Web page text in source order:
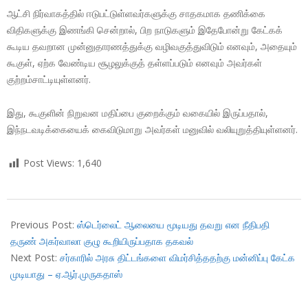
ஆட்சி நிர்வாகத்தில் ஈடுபட்டுள்ளவர்களுக்கு சாதகமாக தணிக்கை
விதிகளுக்கு இணங்கி சென்றால், பிற நாடுகளும் இதேபோன்று கேட்கக்
கூடிய தவறான முன்னுதாரணத்துக்கு வழிவகுத்துவிடும் எனவும், அதையும்
கூகுள், ஏற்க வேண்டிய சூழலுக்குத் தள்ளப்படும் எனவும் அவர்கள்
குற்றம்சாட்டியுள்ளனர்.
இது, கூகுளின் நிறுவன மதிப்பை குறைக்கும் வகையில் இருப்பதால்,
இந்நடவடிக்கையைக் கைவிடுமாறு அவர்கள் மனுவில் வலியுறுத்தியுள்ளனர்.
Post Views: 1,640
11-
28
Previous Post: ஸ்டெர்லைட் ஆலையை மூடியது தவறு என நீதிபதி
தருண் அகர்வாலா குழு கூறியிருப்பதாக தகவல்
Next Post: சர்காரில் அரசு திட்டங்களை விமர்சித்ததற்கு மன்னிப்பு கேட்க
முடியாது – ஏ.ஆர்.முருகதாஸ்